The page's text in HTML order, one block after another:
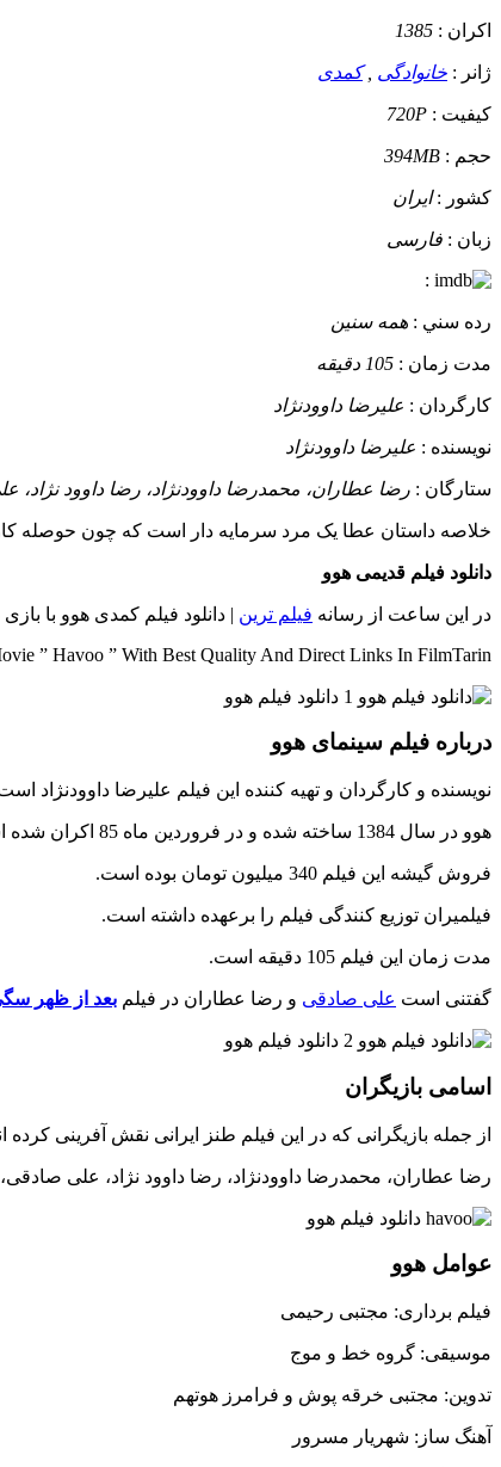
اکران : 1385
ژانر : خانوادگی ,کمدی
کيفيت : 720P
حجم : 394MB
کشور :ایران
زبان : فارسی
:
رده سني : همه سنین
مدت زمان : 105 دقیقه
کارگردان : علیرضا داوودنژاد
نويسنده : علیرضا داوودنژاد
ستارگان : رضا عطاران، محمدرضا داوودنژاد، رضا داوود نژاد،
خلاصه داستان عطا یک مرد سرمایه دار است که چون حوصله
دانلود فیلم قدیمی هوو
در این ساعت از رسانه فیلم ترین | دانلود فیلم کمدی هوو با بازی
” Havoo ” With Best Quality And Direct Links In FilmTarin
درباره فیلم سینمای هوو
نویسنده و کارگردان و تهیه کننده این فیلم علیرضا داوودنژاد
هوو در سال 1384 ساخته شده و در فروردین ماه 85 اکران شده است.
فروش گیشه این فیلم 340 میلیون تومان بوده است.
فیلمیران توزیع کنندگی فیلم را برعهده داشته است.
مدت زمان این فیلم 105 دقیقه است.
گفتنی است علی صادقی و رضا عطاران در فیلم بعد از ظهر
اسامی بازیگران
از جمله بازیگرانی که در این فیلم طنز ایرانی نقش آفرینی کرده
رضا عطاران، محمدرضا داوودنژاد، رضا داوود نژاد، علی صادقی،
عوامل هوو
فیلم برداری: مجتبی رحیمی
موسیقی: گروه خط و موج
تدوین: مجتبی خرقه پوش و فرامرز هوتهم
آهنگ ساز: شهریار مسرور